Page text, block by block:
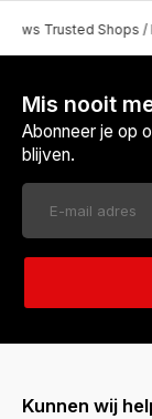
Shops / Kiyoh
Mis nooit
Abonneer je op
blijven.
Kunnen wij